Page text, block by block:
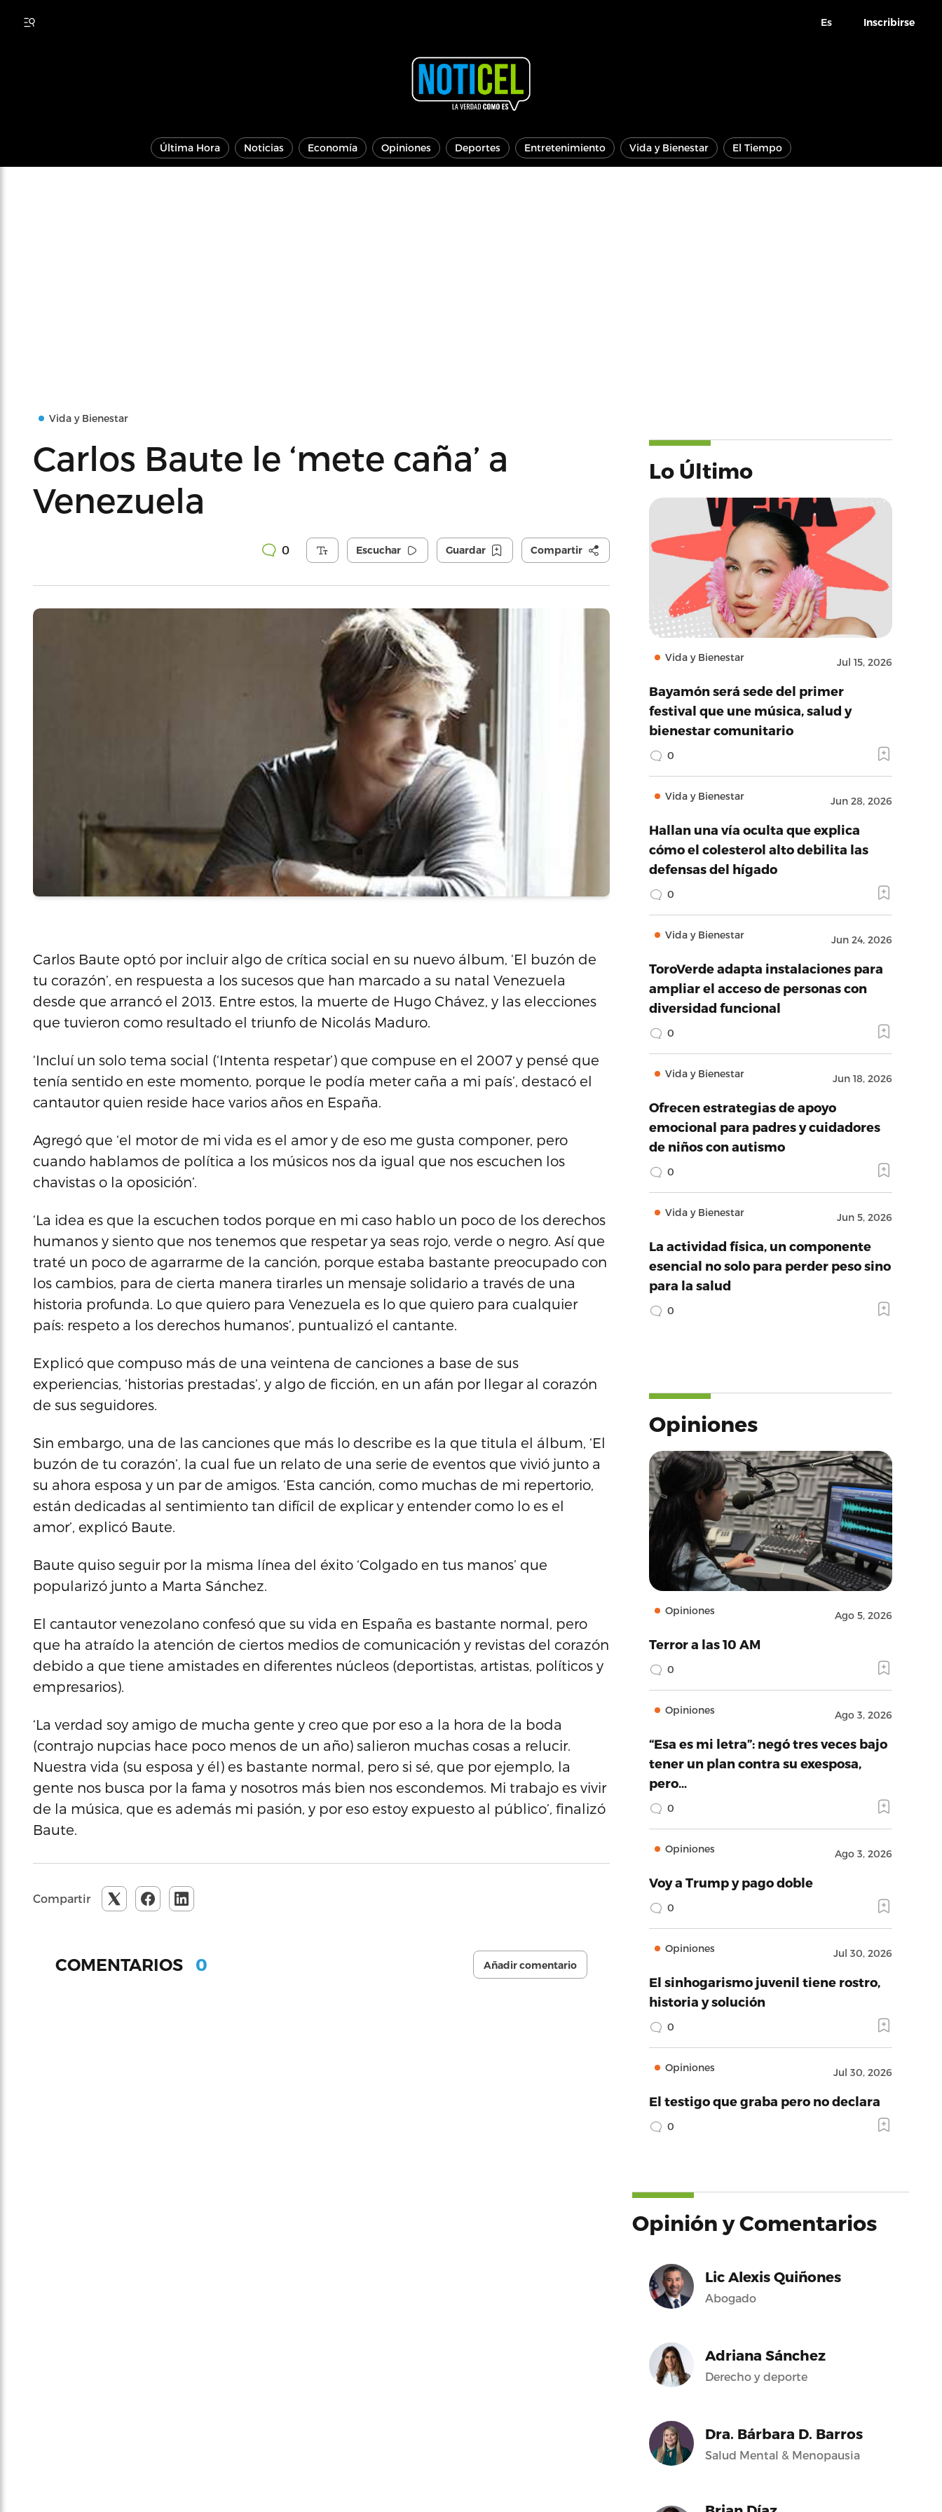
Es Inscribirse
Última Hora Noticias Economía Opiniones Deportes Entretenimiento Vida y Bienestar El Tiempo
Vida y Bienestar
Carlos Baute le ‘mete caña’ a
Venezuela
0 Escuchar Guardar Compartir
Carlos Baute optó por incluir algo de crítica social en su nuevo álbum, ‘El buzón de
tu corazón’, en respuesta a los sucesos que han marcado a su natal Venezuela
desde que arrancó el 2013. Entre estos, la muerte de Hugo Chávez, y las elecciones
que tuvieron como resultado el triunfo de Nicolás Maduro.
‘Incluí un solo tema social (‘Intenta respetar’) que compuse en el 2007 y pensé que
tenía sentido en este momento, porque le podía meter caña a mi país’, destacó el
cantautor quien reside hace varios años en España.
Agregó que ‘el motor de mi vida es el amor y de eso me gusta componer, pero
cuando hablamos de política a los músicos nos da igual que nos escuchen los
chavistas o la oposición’.
‘La idea es que la escuchen todos porque en mi caso hablo un poco de los derechos
humanos y siento que nos tenemos que respetar ya seas rojo, verde o negro. Así que
traté un poco de agarrarme de la canción, porque estaba bastante preocupado con
los cambios, para de cierta manera tirarles un mensaje solidario a través de una
historia profunda. Lo que quiero para Venezuela es lo que quiero para cualquier
país: respeto a los derechos humanos’, puntualizó el cantante.
Explicó que compuso más de una veintena de canciones a base de sus
experiencias, ‘historias prestadas’, y algo de ficción, en un afán por llegar al corazón
de sus seguidores.
Sin embargo, una de las canciones que más lo describe es la que titula el álbum, ‘El
buzón de tu corazón’, la cual fue un relato de una serie de eventos que vivió junto a
su ahora esposa y un par de amigos. ‘Esta canción, como muchas de mi repertorio,
están dedicadas al sentimiento tan difícil de explicar y entender como lo es el
amor’, explicó Baute.
Baute quiso seguir por la misma línea del éxito ‘Colgado en tus manos’ que
popularizó junto a Marta Sánchez.
El cantautor venezolano confesó que su vida en España es bastante normal, pero
que ha atraído la atención de ciertos medios de comunicación y revistas del corazón
debido a que tiene amistades en diferentes núcleos (deportistas, artistas, políticos y
empresarios).
‘La verdad soy amigo de mucha gente y creo que por eso a la hora de la boda
(contrajo nupcias hace poco menos de un año) salieron muchas cosas a relucir.
Nuestra vida (su esposa y él) es bastante normal, pero si sé, que por ejemplo, la
gente nos busca por la fama y nosotros más bien nos escondemos. Mi trabajo es vivir
de la música, que es además mi pasión, y por eso estoy expuesto al público’, finalizó
Baute.
Compartir
COMENTARIOS 0 Añadir comentario
Lo Último
Vida y Bienestar Jul 15, 2026
Bayamón será sede del primer
festival que une música, salud y
bienestar comunitario
0
Vida y Bienestar Jun 28, 2026
Hallan una vía oculta que explica
cómo el colesterol alto debilita las
defensas del hígado
0
Vida y Bienestar Jun 24, 2026
ToroVerde adapta instalaciones para
ampliar el acceso de personas con
diversidad funcional
0
Vida y Bienestar Jun 18, 2026
Ofrecen estrategias de apoyo
emocional para padres y cuidadores
de niños con autismo
0
Vida y Bienestar Jun 5, 2026
La actividad física, un componente
esencial no solo para perder peso sino
para la salud
0
Opiniones
Opiniones Ago 5, 2026
Terror a las 10 AM
0
Opiniones Ago 3, 2026
“Esa es mi letra”: negó tres veces bajo
tener un plan contra su exesposa,
pero…
0
Opiniones Ago 3, 2026
Voy a Trump y pago doble
0
Opiniones Jul 30, 2026
El sinhogarismo juvenil tiene rostro,
historia y solución
0
Opiniones Jul 30, 2026
El testigo que graba pero no declara
0
Opinión y Comentarios
Lic Alexis Quiñones
Abogado
Adriana Sánchez
Derecho y deporte
Dra. Bárbara D. Barros
Salud Mental & Menopausia